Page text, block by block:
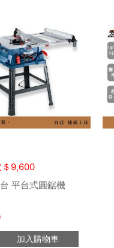
＄9,600
平台式圓鋸機
加入購物車